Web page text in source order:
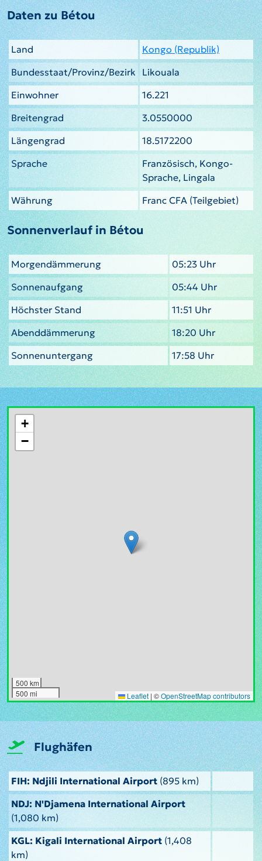
Daten zu Bétou
Land
Kongo (Republik)
Bundesstaat/Provinz/Bezirk
Likouala
Einwohner
16.221
Breitengrad
3.0550000
Längengrad
18.5172200
Sprache
Französisch, Kongo-
Sprache, Lingala
Währung
Franc CFA (Teilgebiet)
Sonnenverlauf in Bétou
Morgendämmerung
05:23 Uhr
Sonnenaufgang
05:44 Uhr
Höchster Stand
11:51 Uhr
Abenddämmerung
18:20 Uhr
Sonnenuntergang
17:58 Uhr
+
−
500 km
500 mi
Leaflet | ©OpenStreetMap contributors
Flughäfen
FIH: Ndjili International Airport (895 km)
NDJ: N'Djamena International Airport
(1,080 km)
KGL: Kigali International Airport (1,408
km)